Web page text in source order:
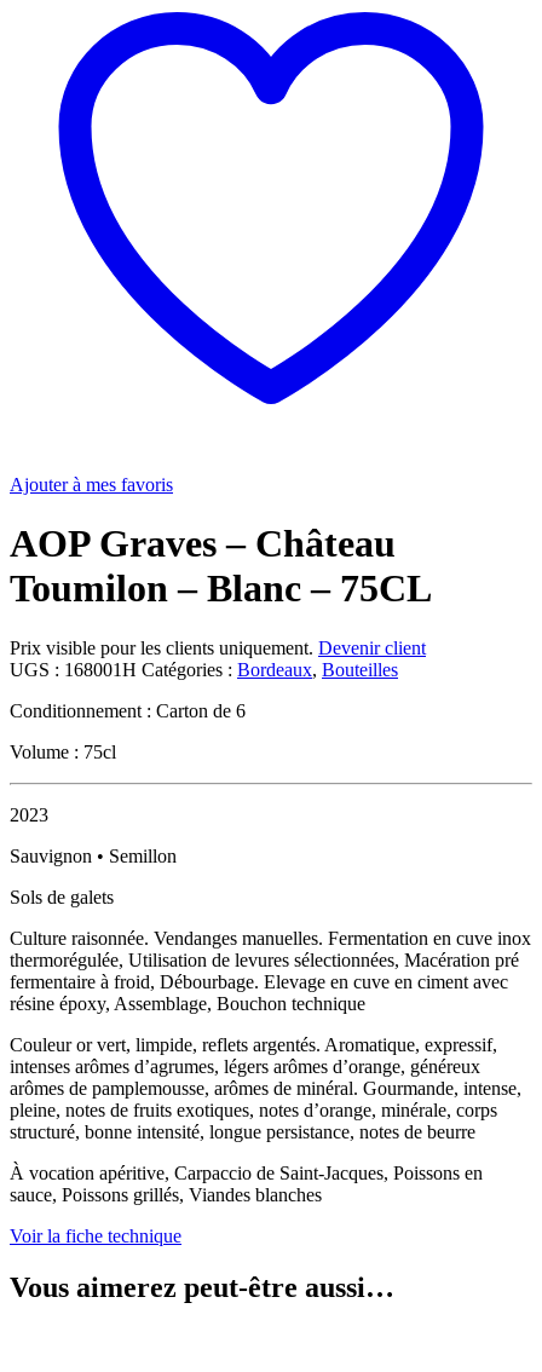
Ajouter à mes favoris
AOP Graves – Château
Toumilon – Blanc – 75CL
Prix visible pour les clients uniquement. Devenir client
UGS : 168001H Catégories : Bordeaux, Bouteilles
Conditionnement : Carton de 6
Volume : 75cl
2023
Sauvignon • Semillon
Sols de galets
Culture raisonnée. Vendanges manuelles. Fermentation en cuve inox
thermorégulée, Utilisation de levures sélectionnées, Macération pré
fermentaire à froid, Débourbage. Elevage en cuve en ciment avec
résine époxy, Assemblage, Bouchon technique
Couleur or vert, limpide, reflets argentés. Aromatique, expressif,
intenses arômes d’agrumes, légers arômes d’orange, généreux
arômes de pamplemousse, arômes de minéral. Gourmande, intense,
pleine, notes de fruits exotiques, notes d’orange, minérale, corps
structuré, bonne intensité, longue persistance, notes de beurre
À vocation apéritive, Carpaccio de Saint-Jacques, Poissons en
sauce, Poissons grillés, Viandes blanches
Voir la fiche technique
Vous aimerez peut-être aussi…